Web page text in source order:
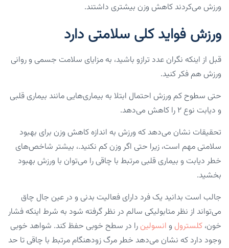
ورزش می‌کردند کاهش وزن بیشتری داشتند.
ورزش فواید کلی سلامتی دارد
قبل از اینکه نگران عدد ترازو باشید، به مزایای سلامت جسمی و روانی
ورزش هم فکر کنید.
حتی سطوح کم ورزش احتمال ابتلا به بیماری‌هایی مانند بیماری قلبی
و دیابت نوع ۲ را کاهش می‌دهد.
تحقیقات نشان می‌دهد که ورزش به اندازه کاهش وزن برای بهبود
سلامتی مهم است، زیرا حتی اگر وزن کم نکنید.، بیشتر شاخص‌های
خطر دیابت و بیماری قلبی مرتبط با چاقی را می‌توان با ورزش بهبود
بخشید.
جالب است بدانید یک فرد دارای فعالیت بدنی و در عین جال چاق
می‌تواند از نظر متابولیکی سالم در نظر گرفته شود به شرط اینکه فشار
خون، کلسترول و انسولین را در سطح خوبی حفظ کند. شواهد خوبی
وجود دارد که نشان می‌دهد خطر مرگ زودهنگام مرتبط با چاقی تا حد